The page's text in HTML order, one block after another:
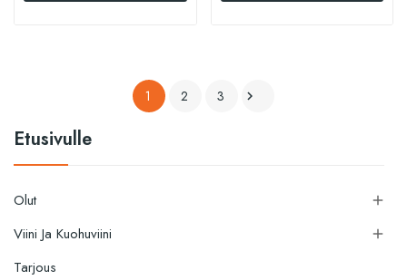
Etusivulle
Olut 
Viini Ja Kuohuviini 
Tarjous
1 2 3 